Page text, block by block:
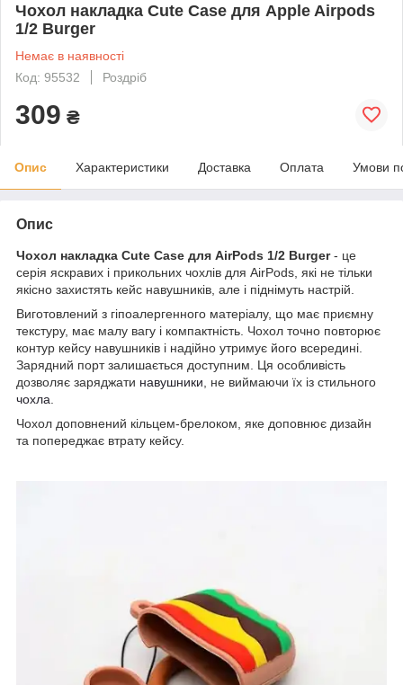
Чохол накладка Cute Case для Apple Airpods
1/2 Burger
Немає в наявності
Код: 95532
Роздріб
309 ₴
Опис Характеристики Доставка Оплата Умови
Опис
Чохол накладка Cute Case для AirPods 1/2 Burger- це
серія яскравих і прикольних чохлів для AirPods, які не тільки
якісно захистять кейс навушників, але і піднімуть настрій.
Виготовлений з гіпоалергенного матеріалу, що має приємну
текстуру, має малу вагу і компактність. Чохол точно повторює
контур кейсу навушників і надійно утримує його всередині.
Зарядний порт залишається доступним. Ця особливість
дозволяє заряджати навушники , не виймаючи їх із стильного
чохла
Чохол доповнений кільцем-брелоком, яке доповнює дизайн
та попереджає втрату кейсу.